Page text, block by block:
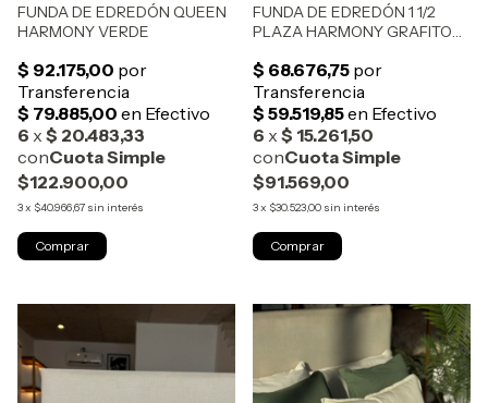
FUNDA DE EDREDÓN QUEEN
HARMONY VERDE
$122.900,00
3x $40.966,67 sin interés
FUNDA DE EDREDÓN 1 1/2
PLAZA HARMONY GRAFITO
$91.569,00
3x $30.523,00 sin interés